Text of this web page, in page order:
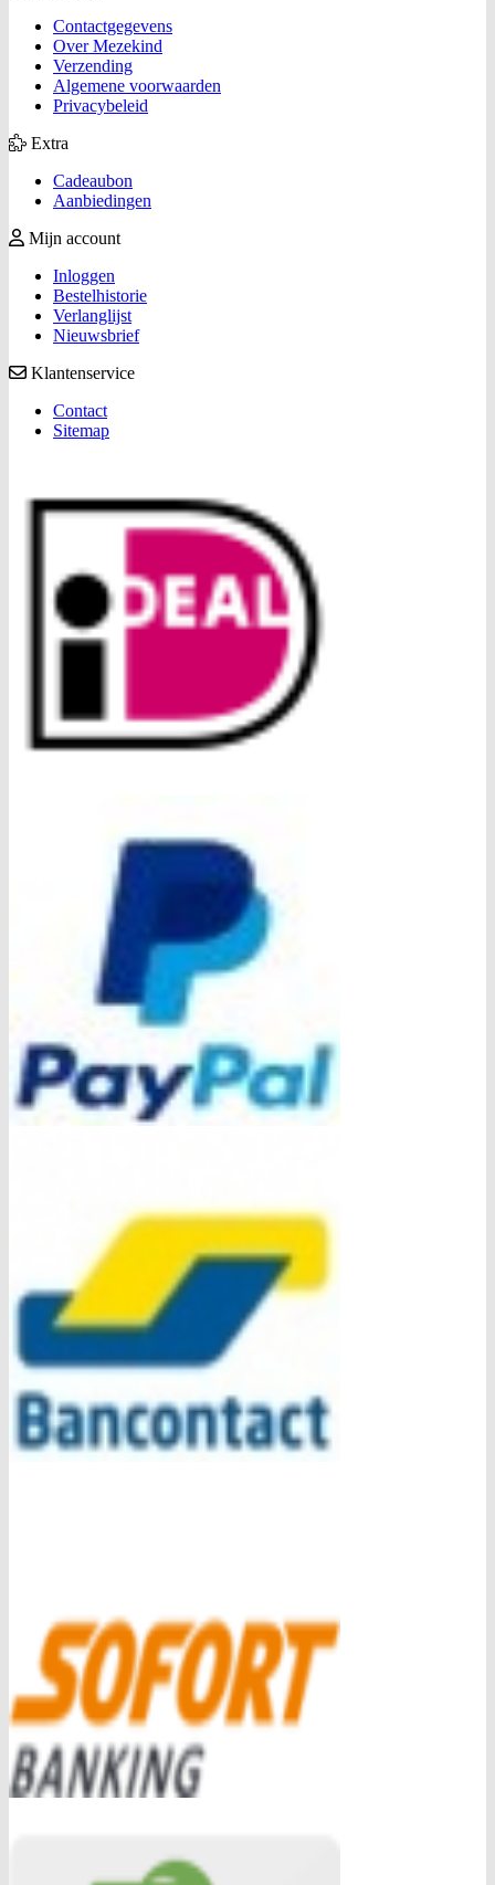
Contactgegevens
Over Mezekind
Verzending
Algemene voorwaarden
Privacybeleid
Extra
Cadeaubon
Aanbiedingen
Mijn account
Inloggen
Bestelhistorie
Verlanglijst
Nieuwsbrief
Klantenservice
Contact
Sitemap